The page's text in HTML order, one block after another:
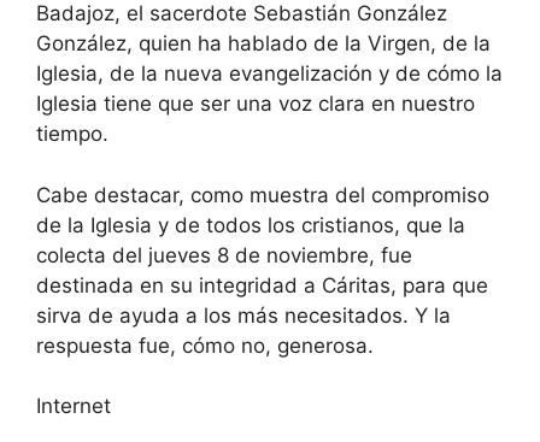
Badajoz, el sacerdote Sebastián González
González, quien ha hablado de la Virgen, de la
Iglesia, de la nueva evangelización y de cómo la
Iglesia tiene que ser una voz clara en nuestro
tiempo.
Cabe destacar, como muestra del compromiso
de la Iglesia y de todos los cristianos, que la
colecta del jueves 8 de noviembre, fue
destinada en su integridad a Cáritas, para que
sirva de ayuda a los más necesitados. Y la
respuesta fue, cómo no, generosa.
Internet